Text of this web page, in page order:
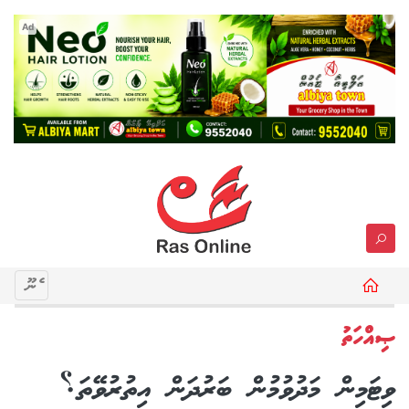
Ad
މެނޫ
ޞިއްހަތު
ވިޓަމިން މަދުވުމުން ބަރުދަން އިތުރުވޭތަ؟